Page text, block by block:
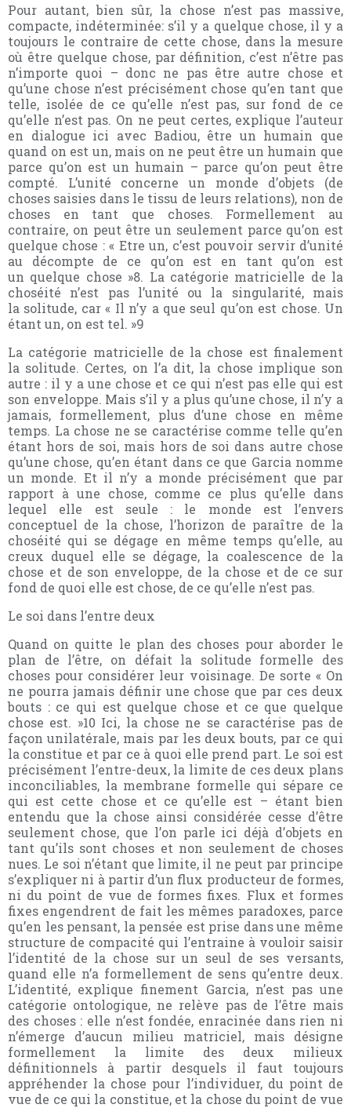
Pour autant, bien sûr, la chose n’est pas massive,
compacte, indéterminée: s’il y a quelque chose, il y a
toujours le contraire de cette chose, dans la mesure
où être quelque chose, par définition, c’est n’être pas
n’importe quoi – donc ne pas être autre chose et
qu’une chose n’est précisément chose qu’en tant que
telle, isolée de ce qu’elle n’est pas, sur fond de ce
qu’elle n’est pas. On ne peut certes, explique l’auteur
en dialogue ici avec Badiou, être un humain que
quand on est un, mais on ne peut être un humain que
parce qu’on est un humain – parce qu’on peut être
compté. L’unité concerne un monde d’objets (de
choses saisies dans le tissu de leurs relations), non de
choses en tant que choses. Formellement au
contraire, on peut être un seulement parce qu’on est
quelque chose : « Etre un, c’est pouvoir servir d’unité
au décompte de ce qu’on est en tant qu’on est
un quelque chose »8. La catégorie matricielle de la
choséité n’est pas l’unité ou la singularité, mais
la solitude, car « Il n’y a que seul qu’on est chose. Un
étant un, on est tel. »9
La catégorie matricielle de la chose est finalement
la solitude. Certes, on l’a dit, la chose implique son
autre : il y a une chose et ce qui n’est pas elle qui est
son enveloppe. Mais s’il y a plus qu’une chose, il n’y a
jamais, formellement, plus d’une chose en même
temps. La chose ne se caractérise comme telle qu’en
étant hors de soi, mais hors de soi dans autre chose
qu’une chose, qu’en étant dans ce que Garcia nomme
un monde. Et il n’y a monde précisément que par
rapport à une chose, comme ce plus qu’elle dans
lequel elle est seule : le monde est l’envers
conceptuel de la chose, l’horizon de paraître de la
choséité qui se dégage en même temps qu’elle, au
creux duquel elle se dégage, la coalescence de la
chose et de son enveloppe, de la chose et de ce sur
fond de quoi elle est chose, de ce qu’elle n’est pas.
Le soi dans l’entre deux
Quand on quitte le plan des choses pour aborder le
plan de l’être, on défait la solitude formelle des
choses pour considérer leur voisinage. De sorte « On
ne pourra jamais définir une chose que par ces deux
bouts : ce qui est quelque chose et ce que quelque
chose est. »10 Ici, la chose ne se caractérise pas de
façon unilatérale, mais par les deux bouts, par ce qui
la constitue et par ce à quoi elle prend part. Le soi est
précisément l’entre-deux, la limite de ces deux plans
inconciliables, la membrane formelle qui sépare ce
qui est cette chose et ce qu’elle est – étant bien
entendu que la chose ainsi considérée cesse d’être
seulement chose, que l’on parle ici déjà d’objets en
tant qu’ils sont choses et non seulement de choses
nues. Le soi n’étant que limite, il ne peut par principe
s’expliquer ni à partir d’un flux producteur de formes,
ni du point de vue de formes fixes. Flux et formes
fixes engendrent de fait les mêmes paradoxes, parce
qu’en les pensant, la pensée est prise dans une même
structure de compacité qui l’entraine à vouloir saisir
l’identité de la chose sur un seul de ses versants,
quand elle n’a formellement de sens qu’entre deux.
L’identité, explique finement Garcia, n’est pas une
catégorie ontologique, ne relève pas de l’être mais
des choses : elle n’est fondée, enracinée dans rien ni
n’émerge d’aucun milieu matriciel, mais désigne
formellement la limite des deux milieux
définitionnels à partir desquels il faut toujours
appréhender la chose pour l’individuer, du point de
vue de ce qui la constitue, et la chose du point de vue